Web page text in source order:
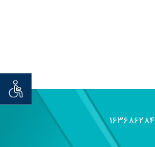
توان
163686284